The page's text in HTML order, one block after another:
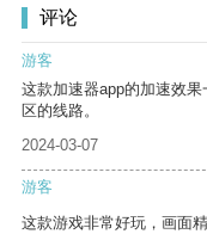
评论
游客
这款加速器app的加速效
区的线路。
2024-03-07
游客
这款游戏非常好玩，画面